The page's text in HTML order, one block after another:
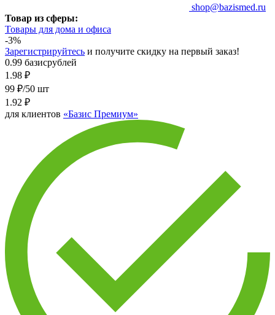
shop@bazismed.ru
Товар из сферы:
Товары для дома и офиса
-3%
Зарегистрируйтесь и получите скидку на первый заказ!
0.99 базисрублей
1.98 ₽
99 ₽/50 шт
1.92 ₽
для клиентов «Базис Премиум»